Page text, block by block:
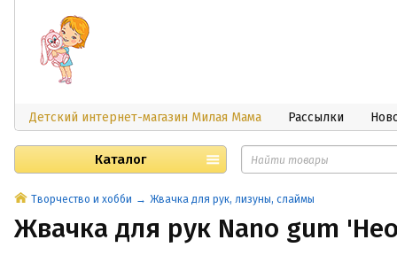
Детский интернет-магазин Милая Мама Рассылки
Каталог
Творчество и хобби Жвачка для рук, лизуны, слаймы
Жвачка для рук Nano gum